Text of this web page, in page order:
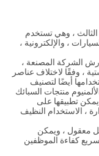
الثالث ، وهي تستخدم
، والإلكترونية ،
الشركة المصنعة ،
، وفقًا لاختلاف عناصر
أيضًا لتصنيف
منتجات السبائك
تطبيقها على
، الاستخدام النظيف
معقول ، ويمكن
كفاءة الموظفين